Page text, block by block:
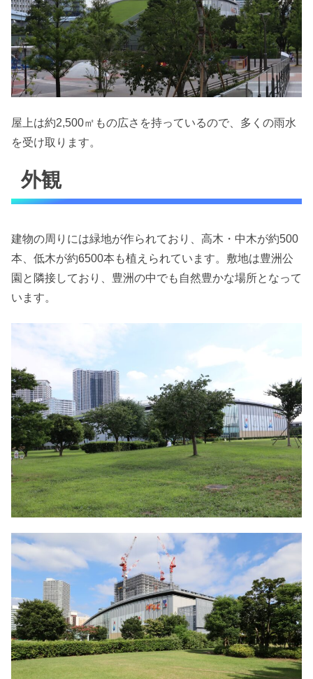
屋上は約2,500㎡もの広さを持っているので、多くの雨水
を受け取ります。
外観
建物の周りには緑地が作られており、高木・中木が約500
本、低木が約6500本も植えられています。敷地は豊洲公
園と隣接しており、豊洲の中でも自然豊かな場所となって
います。